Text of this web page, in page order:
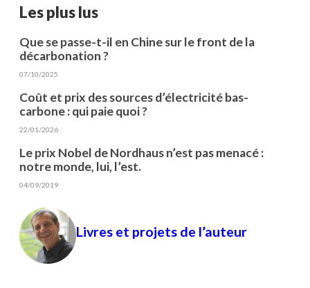
Les plus lus
Que se passe-t-il en Chine sur le front de la
décarbonation ?
07/10/2025
Coût et prix des sources d’électricité bas-
carbone : qui paie quoi ?
22/01/2026
Le prix Nobel de Nordhaus n’est pas menacé :
notre monde, lui, l’est.
04/09/2019
Livres et projets de l’auteur